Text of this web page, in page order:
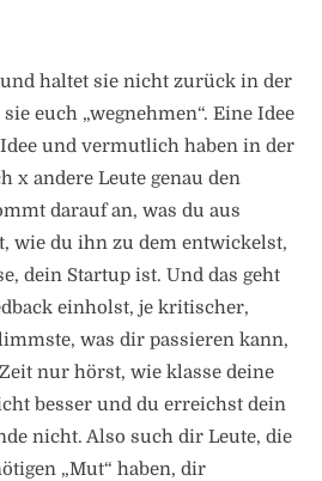
haltet sie nicht zurück in der
euch „wegnehmen“. Eine Idee
und vermutlich haben in der
x andere Leute genau den
darauf an, was du aus
wie du ihn zu dem entwickelst,
dein Startup ist. Und das geht
einholst, je kritischer,
was dir passieren kann,
nur hörst, wie klasse deine
besser und du erreichst dein
nicht. Also such dir Leute, die
„Mut“ haben, dir